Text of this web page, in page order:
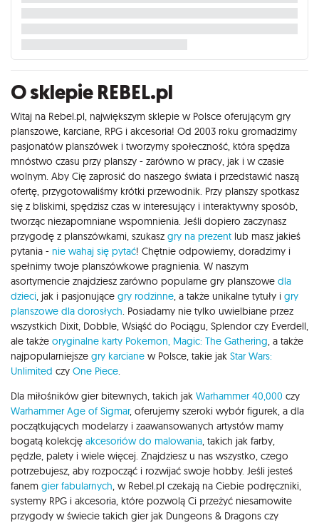
O sklepie REBEL.pl
Witaj na Rebel.pl, największym sklepie w Polsce oferującym gry
planszowe, karciane, RPG i akcesoria! Od 2003 roku gromadzimy
pasjonatów planszówek i tworzymy społeczność, która spędza
mnóstwo czasu przy planszy - zarówno w pracy, jak i w czasie
wolnym. Aby Cię zaprosić do naszego świata i przedstawić naszą
ofertę, przygotowaliśmy krótki przewodnik. Przy planszy spotkasz
się z bliskimi, spędzisz czas w interesujący i interaktywny sposób,
tworząc niezapomniane wspomnienia. Jeśli dopiero zaczynasz
przygodę z planszówkami, szukasz gry na prezent lub masz jakieś
pytania - nie wahaj się pytać! Chętnie odpowiemy, doradzimy i
spełnimy twoje planszówkowe pragnienia. W naszym
asortymencie znajdziesz zarówno popularne gry planszowe dla
dzieci , jak i pasjonujące gry rodzinne , a także unikalne tytuły i gry
planszowe dla dorosłych . Posiadamy nie tylko uwielbiane przez
wszystkich Dixit, Dobble, Wsiąść do Pociągu, Splendor czy Everdell,
ale także oryginalne karty Pokemon, Magic: The Gathering , a także
najpopularniejsze gry karciane w Polsce, takie jak Star Wars:
Unlimited czy One Piece
Dla miłośników gier bitewnych, takich jak Warhammer 40,000 czy
Warhammer Age of Sigmar, oferujemy szeroki wybór figurek, a dla
początkujących modelarzy i zaawansowanych artystów mamy
bogatą kolekcję akcesoriów do malowania , takich jak farby,
pędzle, palety i wiele więcej. Znajdziesz u nas wszystko, czego
potrzebujesz, aby rozpocząć i rozwijać swoje hobby. Jeśli jesteś
fanem gier fabularnych , w Rebel.pl czekają na Ciebie podręczniki,
systemy RPG i akcesoria, które pozwolą Ci przeżyć niesamowite
przygody w świecie takich gier jak Dungeons & Dragons czy